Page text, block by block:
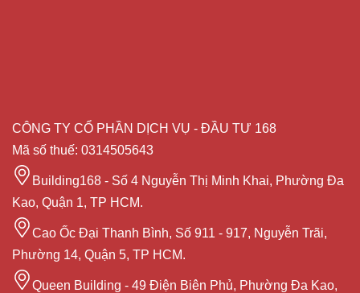
CÔNG TY CỔ PHẦN DỊCH VỤ - ĐẦU TƯ 168
Mã số thuế: 0314505643
Building168 - Số 4 Nguyễn Thị Minh Khai, Phường Đa
Kao, Quận 1, TP HCM.
Cao Ốc Đại Thanh Bình, Số 911 - 917, Nguyễn Trãi,
Phường 14, Quận 5, TP HCM.
Queen Building - 49 Điện Biên Phủ, Phường Đa Kao,